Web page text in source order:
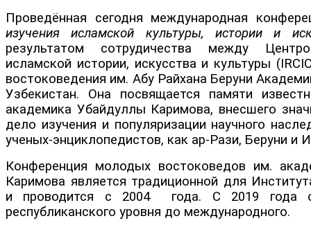
Проведённая сегодня международная
изучения исламской культуры, истории и
результатом сотрудичества между
исламской истории, искусства и культуры
востоковедения им. Абу Райхана Беруни
Узбекистан. Она посвящается памяти
академика Убайдуллы Каримова, внесшего
дело изучения и популяризации научного
ученых-энциклопедистов, как ар-Рази, Беруни и
Конференция молодых востоковедов им.
Каримова является традиционной для
и проводится с 2004 года. С 2019 года
республиканского уровня до международного.